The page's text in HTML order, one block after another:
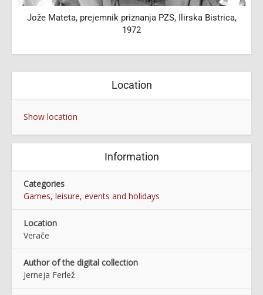
Jože Mateta, prejemnik priznanja PZS, Ilirska Bistrica,
1972
Location
Show location
Information
Categories
Games, leisure, events and holidays
Location
Verače
Author of the digital collection
Jerneja Ferlež